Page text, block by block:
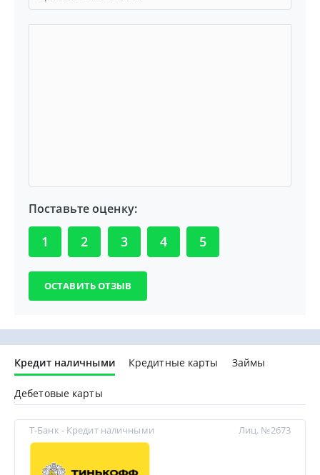
Поставьте оценку:
1 2 3 4 5
Кредит наличными Кредитные карты Займы
Дебетовые карты
Т-Банк - Кредит наличными Лиц. №2673